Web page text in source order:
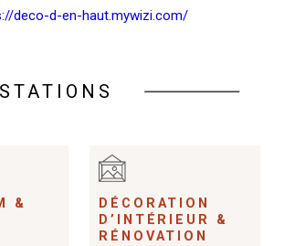
deco-d-en-haut.mywizi.com/
&
DÉCORATION
D’INTÉRIEUR &
RÉNOVATION